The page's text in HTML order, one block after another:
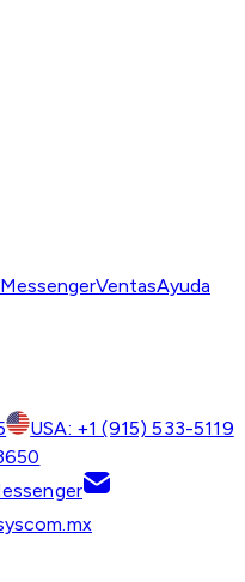
MessengerVentasAyuda
USA: +1 (915) 533-5119